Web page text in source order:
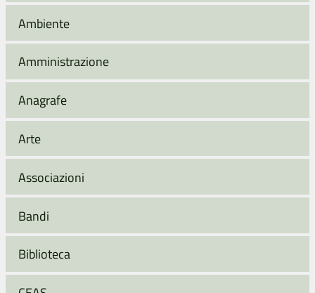
Ambiente
Amministrazione
Anagrafe
Arte
Associazioni
Bandi
Biblioteca